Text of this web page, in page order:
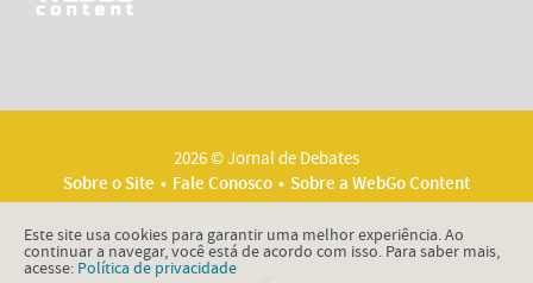
2026 © Jornal de Debates
Sobre o Site
Fale Conosco
Sobre a WebGo Content
Termos de Uso
Este site usa cookies para garantir uma melhor experiência. Ao
continuar a navegar, você está de acordo com isso. Para saber mais,
acesse: Política de privacidade